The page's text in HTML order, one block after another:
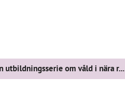
utbildningsserie om våld i nära r...